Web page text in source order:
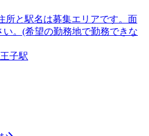
と駅名は募集エリアです。面
。(希望の勤務地で勤務できな
子駅